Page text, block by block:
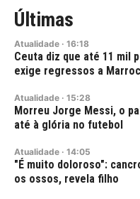
Últimas
Atualidade · 16:18
Ceuta diz que até 11 mil
exige regressos a
Atualidade · 15:28
Morreu Jorge Messi, o
até à glória no futebol
Atualidade · 14:05
"É muito doloroso":
os ossos, revela filho